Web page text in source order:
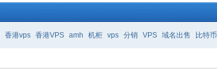
香港vps 香港VPS amh 机柜 vps 分销 VPS 域名出售 比特币